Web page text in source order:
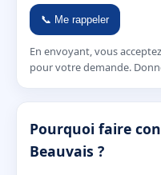
📞 Me rappeler
En envoyant, vous
pour votre demande.
Pourquoi faire
Beauvais ?